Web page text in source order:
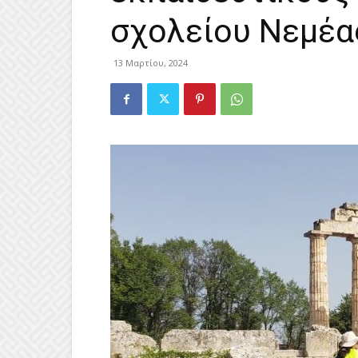
σχολείου
13 Μαρτίου, 2024